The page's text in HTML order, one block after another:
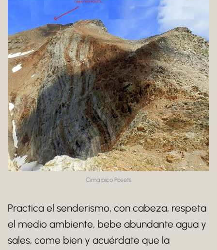
Cima pico Posets
Practica el senderismo, con cabeza, respeta
el medio ambiente, bebe abundante agua y
sales, come bien y acuérdate que la